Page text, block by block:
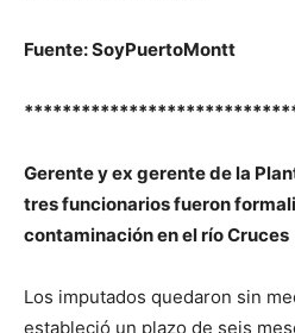
Fuente: SoyPuertoMontt
Gerente y ex gerente de la
tres funcionarios fueron
contaminación en el río Cruces
Los imputados quedaron sin
estableció un plazo de seis